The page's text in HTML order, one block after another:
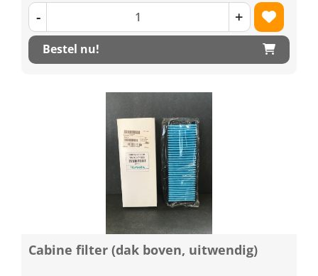
- +
Bestel nu!
Cabine filter (dak boven, uitwendig)